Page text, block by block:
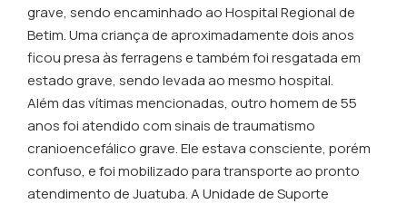
grave, sendo encaminhado ao Hospital Regional de
Betim. Uma criança de aproximadamente dois anos
ficou presa às ferragens e também foi resgatada em
estado grave, sendo levada ao mesmo hospital.
Além das vítimas mencionadas, outro homem de 55
anos foi atendido com sinais de traumatismo
cranioencefálico grave. Ele estava consciente, porém
confuso, e foi mobilizado para transporte ao pronto
atendimento de Juatuba. A Unidade de Suporte